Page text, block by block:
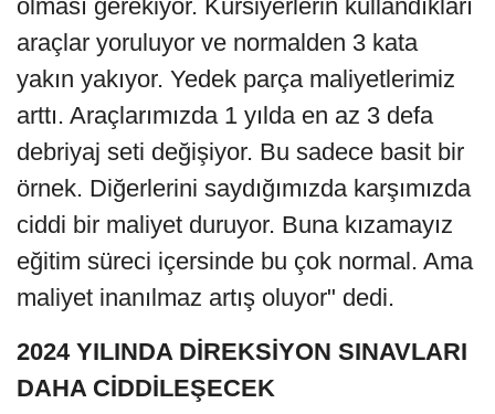
olması gerekiyor. Kursiyerlerin kullandıkları
araçlar yoruluyor ve normalden 3 kata
yakın yakıyor. Yedek parça maliyetlerimiz
arttı. Araçlarımızda 1 yılda en az 3 defa
debriyaj seti değişiyor. Bu sadece basit bir
örnek. Diğerlerini saydığımızda karşımızda
ciddi bir maliyet duruyor. Buna kızamayız
eğitim süreci içersinde bu çok normal. Ama
maliyet inanılmaz artış oluyor" dedi.
2024 YILINDA DİREKSİYON SINAVLARI
DAHA CİDDİLEŞECEK